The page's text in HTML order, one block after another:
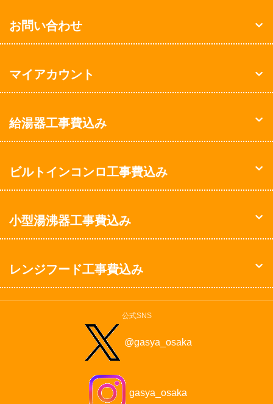
お問い合わせ
マイアカウント
給湯器工事費込み
ビルトインコンロ工事費込み
小型湯沸器工事費込み
レンジフード工事費込み
公式SNS
@gasya_osaka
gasya_osaka